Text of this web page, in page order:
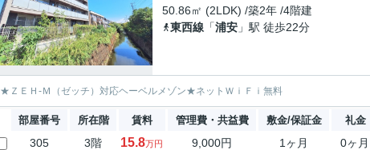
50.86㎡ (2LDK) /築2年 /4階建
東西線 「浦安 」駅 徒歩22分
★ＺＥＨ-Ｍ（ゼッチ）対応ヘーベルメゾン★ネットＷｉＦｉ無料
部屋番号 所在階 賃料 管理費・共益費 敷金/保証金 礼金
305 3階 15.8万円 9,000円 1ヶ月 0ヶ月